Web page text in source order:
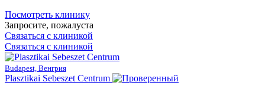
Посмотреть клинику
Запросите, пожалуста
Связаться с клиникой
Связаться с клиникой
Budapest, Венгрия
Plasztikai Sebeszet Centrum